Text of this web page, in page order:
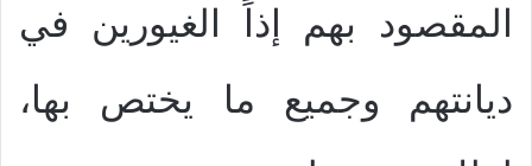
المقصود بهم إذاً الغيورين في
ديانتهم وجميع ما يختص بها،